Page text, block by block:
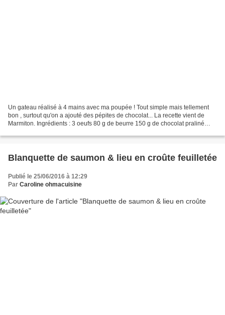
Un gateau réalisé à 4 mains avec ma poupée ! Tout simple mais tellement
bon , surtout qu'on a ajouté des pépites de chocolat... La recette vient de
Marmiton. Ingrédients : 3 oeufs 80 g de beurre 150 g de chocolat praliné
Blanquette de saumon & lieu en croûte feuilletée
Publié le 25/06/2016 à 12:29
Par Caroline ohmacuisine